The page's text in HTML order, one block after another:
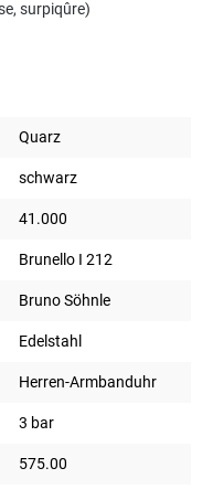
surpiqûre)
Quarz
schwarz
41.000
Brunello I 212
Bruno Söhnle
Edelstahl
Herren-Armbanduhr
3 bar
575.00